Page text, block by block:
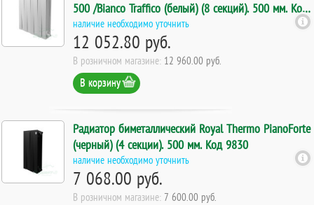
500 /Bianco Traffico (белый) (8 секций). 500 мм. Код
7385
наличие необходимо уточнить
12 052.80 руб.
В розничном магазине: 12 960.00 руб.
В корзину
Радиатор биметаллический Royal Thermo PianoForte
(черный) (4 секции). 500 мм. Код 9830
наличие необходимо уточнить
7 068.00 руб.
В розничном магазине: 7 600.00 руб.